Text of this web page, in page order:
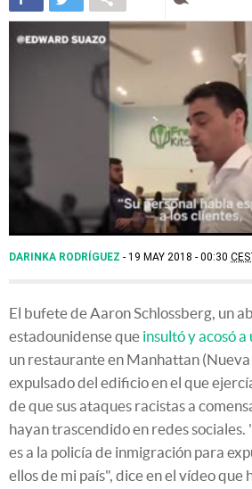
DARINKA RODRÍGUEZ
19 MAY 2018 - 00:30
El bufete de Aaron Schlossberg, un
estadounidense que insultó y acosó a
un restaurante en Manhattan (Nueva
expulsado del edificio en el que
de que sus ataques racistas a
hayan trascendido en redes
es a la policía de inmigración para
ellos de mi país", dice en el vídeo que